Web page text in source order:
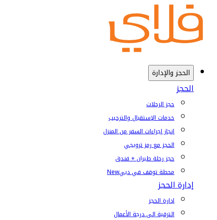
الحجز والإدارة
الحجز
حجز الرحلات
خدمات الإستقبال والترحيب
إنجاز إجراءات السفر من المنزل
الحجز مع رمز ترويجي
حجز رحلة طيران + فندق
محطة توقف في دبيNew
إدارة الحجز
إدارة الحجز
الترقية إلى درجة الأعمال